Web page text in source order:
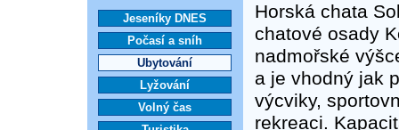
Jeseníky DNES
Počasí a sníh
Ubytování
Lyžování
Volný čas
Horská chata
chatové osady
nadmořské
a je vhodný jak
výcviky,
rekreaci.